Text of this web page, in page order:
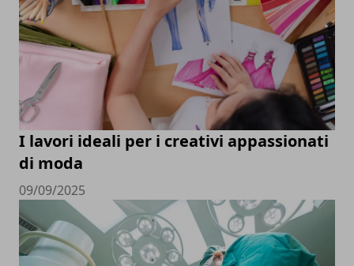
I lavori ideali per i creativi appassionati
di moda
09/09/2025